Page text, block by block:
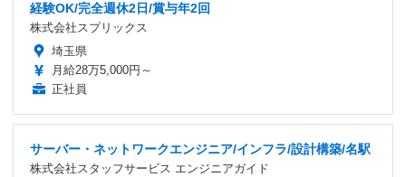
経験OK/完全週休2日/賞与年2回
株式会社スプリックス
埼玉県
月給28万5,000円～
正社員
サーバー・ネットワークエンジニア/インフラ/設計構築/名駅
株式会社スタッフサービス エンジニアガイド